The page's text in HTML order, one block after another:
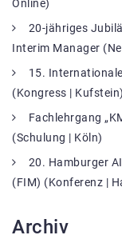
Online)
20-jähriges
Interim Manager
15.
(Kongress | Kufstein)
Fachlehrgang
(Schulung | Köln)
20. Hamburger
(FIM) (Konferenz |
Archiv